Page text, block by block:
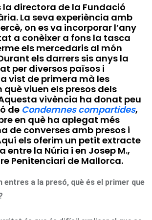
la directora de la Fundació
La seva experiència amb
on es va incorporar l’any
a conèixer a fons la tasca
els mercedaris al món
els darrers sis anys la
per diversos països i
vist de primera mà les
viuen els presos dels
vivència ha donat peu
de Condemnes compartides,
en què ha aplegat més
de converses amb presos i
els oferim un petit extracte
entre la Núria i en Josep M.,
Penitenciari de Mallorca.
entres a la presó, què és el primer que